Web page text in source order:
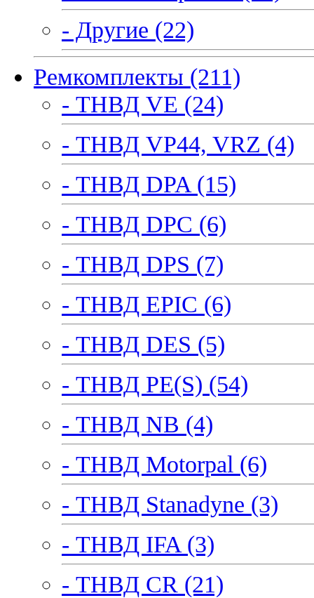
- Другие (22)
Ремкомплекты (211)
- ТНВД VE (24)
- ТНВД VP44, VRZ (4)
- ТНВД DPA (15)
- ТНВД DPC (6)
- ТНВД DPS (7)
- ТНВД EPIC (6)
- ТНВД DES (5)
- ТНВД PE(S) (54)
- ТНВД NB (4)
- ТНВД Motorpal (6)
- ТНВД Stanadyne (3)
- ТНВД IFA (3)
- ТНВД CR (21)